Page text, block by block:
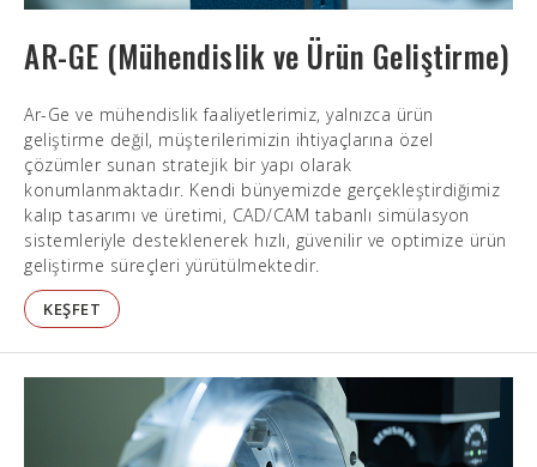
AR-GE (Mühendislik ve Ürün Geliştirme)
Ar-Ge ve mühendislik faaliyetlerimiz, yalnızca ürün
geliştirme değil, müşterilerimizin ihtiyaçlarına özel
çözümler sunan stratejik bir yapı olarak
konumlanmaktadır. Kendi bünyemizde gerçekleştirdiğimiz
kalıp tasarımı ve üretimi, CAD/CAM tabanlı simülasyon
sistemleriyle desteklenerek hızlı, güvenilir ve optimize ürün
geliştirme süreçleri yürütülmektedir.
KEŞFET